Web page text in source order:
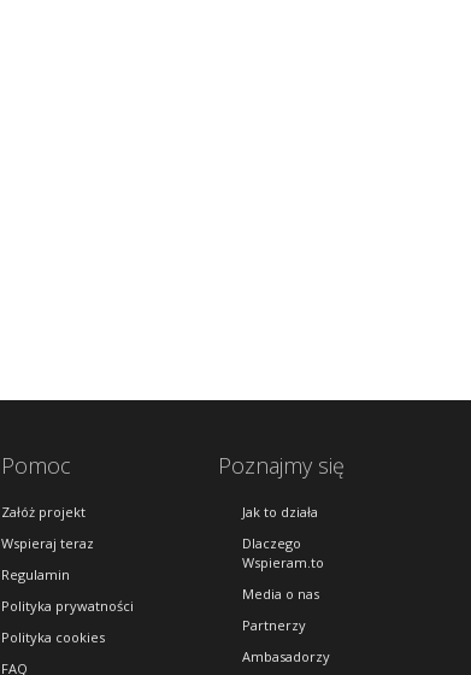
Pomoc
Załóż projekt
Wspieraj teraz
Regulamin
Polityka prywatności
Polityka cookies
FAQ
Poznajmy się
Jak to działa
Dlaczego
Wspieram.to
Media o nas
Partnerzy
Ambasadorzy